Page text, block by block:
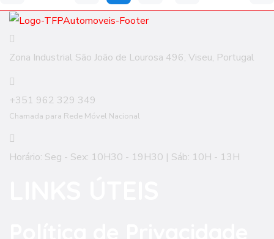
Zona Industrial São João de Lourosa 496, Viseu, Portugal
+351 962 329 349
Chamada para Rede Móvel Nacional
Horário: Seg - Sex: 10H30 - 19H30 | Sáb: 10H - 13H